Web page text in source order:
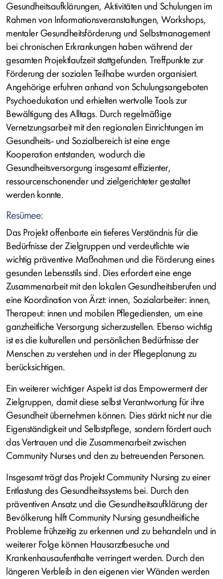
Gesundheitsaufklärungen, Aktivitäten und Schulungen im
Rahmen von Informationsveranstaltungen, Workshops,
mentaler Gesundheitsförderung und Selbstmanagement
bei chronischen Erkrankungen haben während der
gesamten Projektlaufzeit stattgefunden. Treffpunkte zur
Förderung der sozialen Teilhabe wurden organisiert.
Angehörige erfuhren anhand von Schulungsangeboten
Psychoedukation und erhielten wertvolle Tools zur
Bewältigung des Alltags. Durch regelmäßige
Vernetzungsarbeit mit den regionalen Einrichtungen im
Gesundheits- und Sozialbereich ist eine enge
Kooperation entstanden, wodurch die
Gesundheitsversorgung insgesamt effizienter,
ressourcenschonender und zielgerichteter gestaltet
werden konnte.
Resümee:
Das Projekt offenbarte ein tieferes Verständnis für die
Bedürfnisse der Zielgruppen und verdeutlichte wie
wichtig präventive Maßnahmen und die Förderung eines
gesunden Lebensstils sind. Dies erfordert eine enge
Zusammenarbeit mit den lokalen Gesundheitsberufen und
eine Koordination von Ärzt: innen, Sozialarbeiter: innen,
Therapeut: innen und mobilen Pflegediensten, um eine
ganzheitliche Versorgung sicherzustellen. Ebenso wichtig
ist es die kulturellen und persönlichen Bedürfnisse der
Menschen zu verstehen und in der Pflegeplanung zu
berücksichtigen.
Ein weiterer wichtiger Aspekt ist das Empowerment der
Zielgruppen, damit diese selbst Verantwortung für ihre
Gesundheit übernehmen können. Dies stärkt nicht nur die
Eigenständigkeit und Selbstpflege, sondern fördert auch
das Vertrauen und die Zusammenarbeit zwischen
Community Nurses und den zu betreuenden Personen.
Insgesamt trägt das Projekt Community Nursing zu einer
Entlastung des Gesundheitssystems bei. Durch den
präventiven Ansatz und die Gesundheitsaufklärung der
Bevölkerung hilft Community Nursing gesundheitliche
Probleme frühzeitig zu erkennen und zu behandeln und in
weiterer Folge können Hausarztbesuche und
Krankenhausaufenthalte verringert werden. Durch den
längeren Verbleib in den eigenen vier Wänden werden